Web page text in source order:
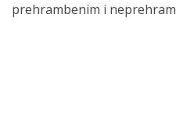
prehrambenim i